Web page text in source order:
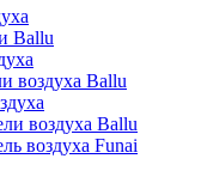
Ballu
воздуха Ballu
воздуха Ballu
воздуха Funai